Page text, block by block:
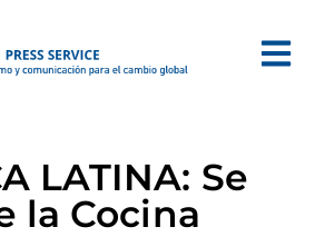
LATINA: Se
la Cocina